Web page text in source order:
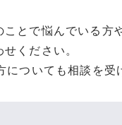
とで悩んでいる
ください。
ついても相談を受